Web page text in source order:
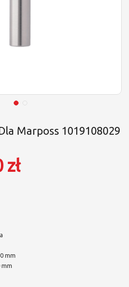
Marposs 1019108029
mm
mm